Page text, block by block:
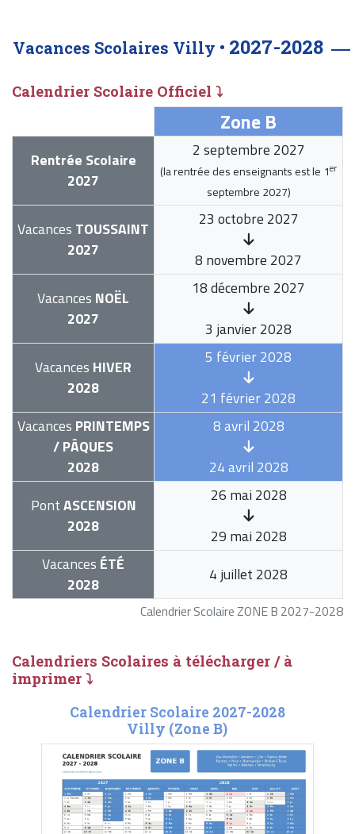
Vacances Scolaires Villy • 2027-2028
Calendrier Scolaire Officiel ⤵
Calendrier Scolaire ZONE B 2027-2028
Zone B
Rentrée Scolaire
2027
2 septembre 2027
(la rentrée des enseignants est le 1er
septembre 2027)
Vacances TOUSSAINT
2027
23 octobre 2027
8 novembre 2027
Vacances NOËL
2027
18 décembre 2027
3 janvier 2028
Vacances HIVER
2028
5 février 2028
21 février 2028
Vacances PRINTEMPS
/ PÂQUES
2028
8 avril 2028
24 avril 2028
PontASCENSION
2028
26 mai 2028
29 mai 2028
Vacances ÉTÉ
2028
4 juillet 2028
Calendriers Scolaires à télécharger / à
imprimer ⤵
Calendrier Scolaire 2027-2028
Villy (Zone B)